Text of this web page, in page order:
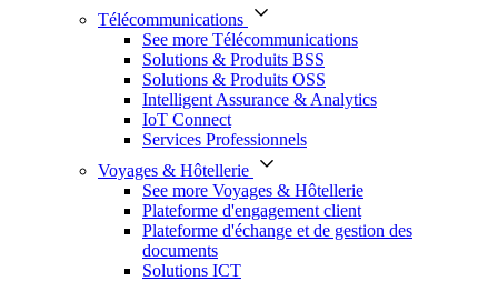
Télécommunications
See more Télécommunications
Solutions & Produits BSS
Solutions & Produits OSS
Intelligent Assurance & Analytics
IoT Connect
Services Professionnels
Voyages & Hôtellerie
See more Voyages & Hôtellerie
Plateforme d'engagement client
Plateforme d'échange et de gestion des
documents
Solutions ICT